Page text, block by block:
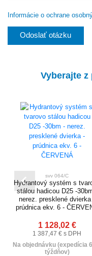
Informácie o ochrane
Odoslať otázku
Vyberajte
svv 064/C
Hydrantový systém s
stálou hadicou D25 -
nerez. presklené
prúdnica ekv. 6 -
1 128,02 €
1 387,47 € s DPH
Na objednávku (expedícia
týždňov)